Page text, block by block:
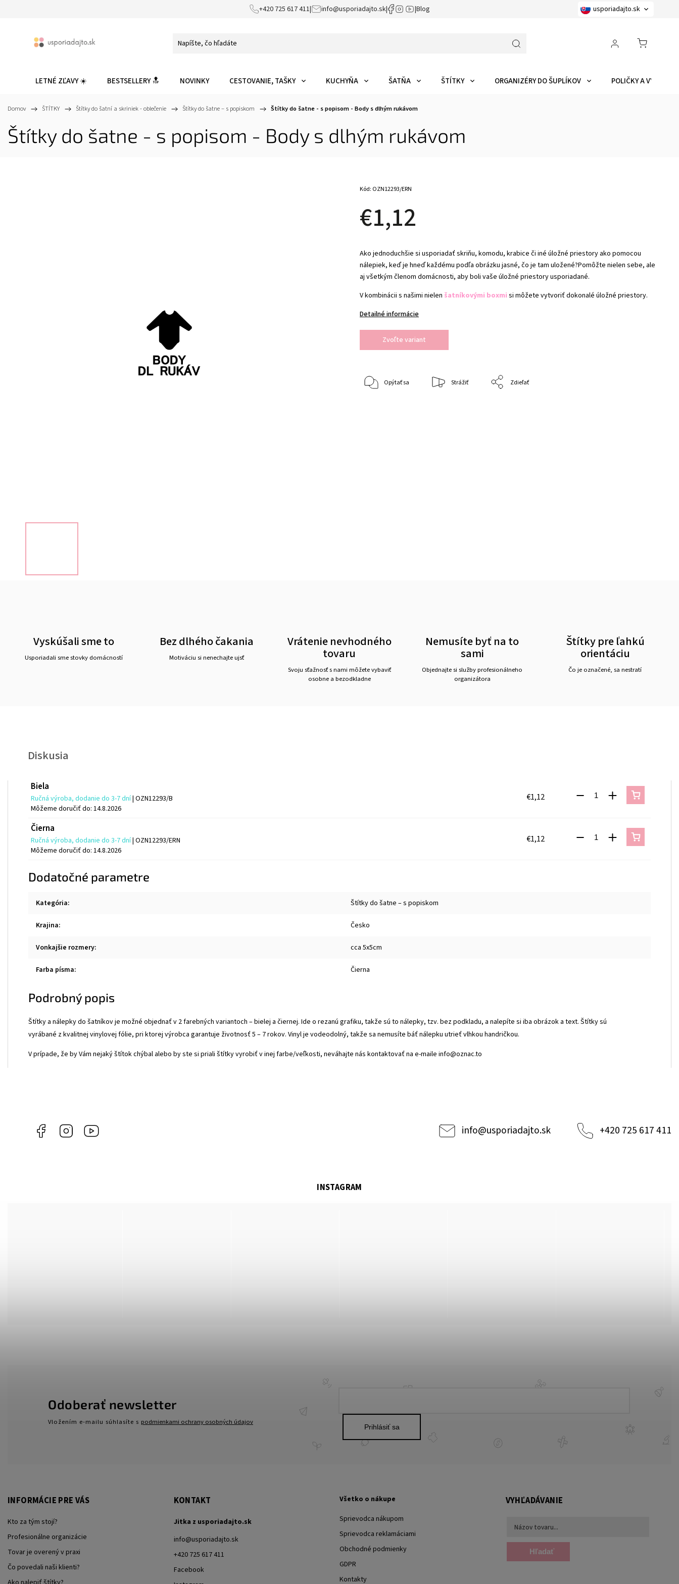
+420 725 617 411| info@usporiadajto.sk| |Blog usporiadajto.sk
LETNÉ ZĽAVY ☀️ BESTSELLERY 🔝 NOVINKY CESTOVANIE, TAŠKY KUCHYŇA ŠATŇA ŠTÍTKY ORGANIZÉRY DO ŠUPLÍKOV POLIČKY A
Domov / ŠTÍTKY / Štítky do šatní a skriniek - oblečenie / Štítky do šatne – s popiskom / Štítky do šatne - s popisom - Body s dlhým rukávom
Štítky do šatne - s popisom - Body s dlhým rukávom
€1,12
Kód: OZN12293/ERN
Ako jednoduchšie si usporiadať skriňu, komodu, krabice či iné úložné priestory ako pomocou
nálepiek, keď je hneď každému podľa obrázku jasné, čo je tam uložené?Pomôžte nielen sebe, ale
aj všetkým členom domácnosti, aby boli vaše úložné priestory usporiadané.
V kombinácii s našimi nielen šatníkovými boxmi si môžete vytvoriť dokonalé úložné priestory.
Detailné informácie
Zvoľte variant
Opýtať sa Strážiť Zdieľať
Vyskúšali sme to
Usporiadali sme stovky domácností
Bez dlhého čakania
Motiváciu si nenechajte ujsť
Vrátenie nevhodného
tovaru
Svoju sťažnosť s nami môžete vybaviť
osobne a bezodkladne
Nemusíte byť na to
sami
Objednajte si služby profesionálneho
organizátora
Štítky pre ľahkú
orientáciu
Čo je označené, sa nestratí
Diskusia
Biela
Ručná výroba, dodanie do 3-7 dní| OZN12293/B
Môžeme doručiť do: 14.8.2026
€1,12
Čierna
Ručná výroba, dodanie do 3-7 dní| OZN12293/ERN
Môžeme doručiť do: 14.8.2026
€1,12
Dodatočné parametre
Kategória: Štítky do šatne – s popiskom
Krajina: Česko
Vonkajšie rozmery: cca 5x5cm
Farba písma: Čierna
Podrobný popis
Štítky a nálepky do šatníkov je možné objednať v 2 farebných variantoch – bielej a čiernej. Ide o rezanú grafiku, takže sú to nálepky, tzv. bez podkladu, a nalepíte si iba obrázok a text. Štítky sú
vyrábané z kvalitnej vinylovej fólie, pri ktorej výrobca garantuje životnosť 5 – 7 rokov. Vinyl je vodeodolný, takže sa nemusíte báť nálepku utrieť vlhkou handričkou.
V prípade, že by Vám nejaký štítok chýbal alebo by ste si priali štítky vyrobiť v inej farbe/veľkosti, neváhajte nás kontaktovať na e-maile info@oznac.to
Facebook Instagram info@usporiadajto.sk +420 725 617 411
INSTAGRAM
INFORMÁCIE PRE VÁS
Kto za tým stojí?
Profesionálne organizácie
Tovar je overený v praxi
Čo povedali naši klienti?
KONTAKT
Jitka z usporiadajto.sk
info@usporiadajto.sk
+420 725 617 411
Facebook
Všetko o nákupe
Sprievodca nákupom
Sprievodca reklamáciami
Obchodné podmienky
GDPR
Kontakty
VYHĽADÁVANIE
Hľadať
Odoberať newsletter
Vložením e-mailu súhlasíte s podmienkami ochrany osobných údajov
Prihlásiť sa